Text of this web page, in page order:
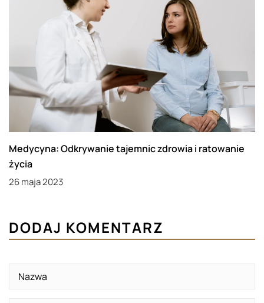
Medycyna: Odkrywanie tajemnic zdrowia i ratowanie
życia
26 maja 2023
DODAJ KOMENTARZ